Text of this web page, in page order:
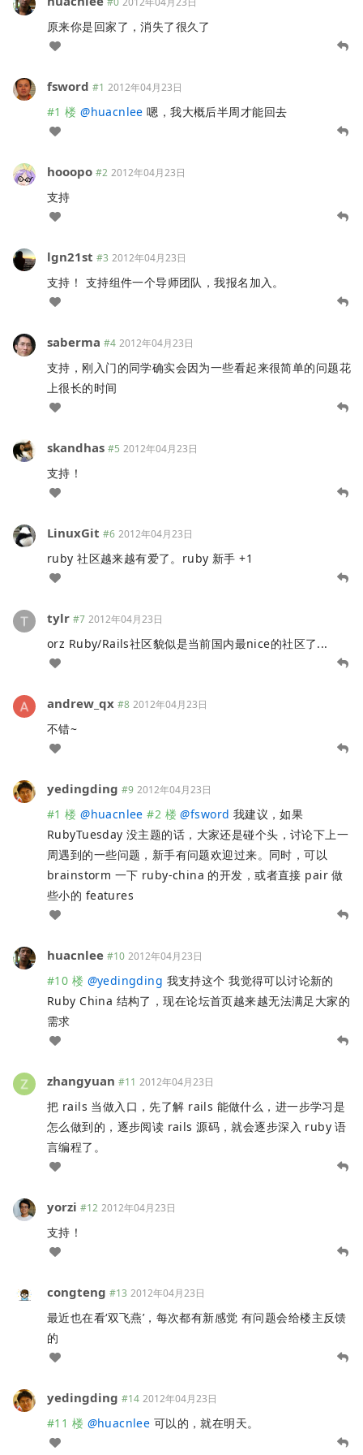
原来你是回家了，消失了很久了
fsword #1 2012年04月23日
#1 楼 @huacnlee 嗯，我大概后半周才能回去
hooopo #2 2012年04月23日
支持
lgn21st #3 2012年04月23日
支持！ 支持组件一个导师团队，我报名加入。
saberma #4 2012年04月23日
支持，刚入门的同学确实会因为一些看起来很简单的问题花
上很长的时间
skandhas #5 2012年04月23日
支持！
LinuxGit #6 2012年04月23日
ruby 社区越来越有爱了。ruby 新手 +1
tylr #7 2012年04月23日
orz Ruby/Rails社区貌似是当前国内最nice的社区了...
andrew_qx #8 2012年04月23日
不错~
yedingding #9 2012年04月23日
#1 楼 @huacnlee #2 楼 @fsword 我建议，如果
RubyTuesday 没主题的话，大家还是碰个头，讨论下上一
周遇到的一些问题，新手有问题欢迎过来。同时，可以
brainstorm 一下 ruby-china 的开发，或者直接 pair 做
些小的 features
huacnlee #10 2012年04月23日
#10 楼 @yedingding 我支持这个 我觉得可以讨论新的
Ruby China 结构了，现在论坛首页越来越无法满足大家的
需求
zhangyuan #11 2012年04月23日
把 rails 当做入口，先了解 rails 能做什么，进一步学习是
怎么做到的，逐步阅读 rails 源码，就会逐步深入 ruby 语
言编程了。
yorzi #12 2012年04月23日
支持！
congteng #13 2012年04月23日
最近也在看‘双飞燕’，每次都有新感觉 有问题会给楼主反馈
的
yedingding #14 2012年04月23日
#11 楼 @huacnlee 可以的，就在明天。